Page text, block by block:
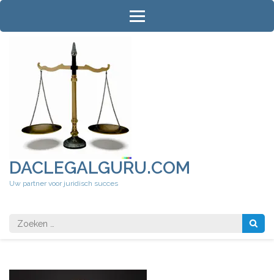
Ga
inhoud
DACLEGALGURU.COM
Uw partner voor juridisch succes
Zoeken
naar: